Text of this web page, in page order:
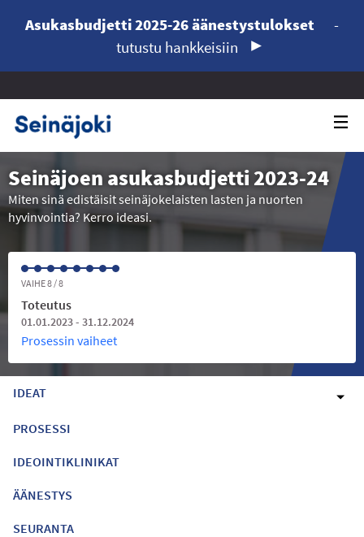
Asukasbudjetti 2025-26 äänestystulokset
-
tutustu hankkeisiin
Seinäjoen asukasbudjetti 2023-24
Miten sinä edistäisit seinäjokelaisten lasten ja nuorten
hyvinvointia? Kerro ideasi.
VAIHE 8 / 8
Toteutus
01.01.2023 - 31.12.2024
Prosessin vaiheet
IDEAT
PROSESSI
IDEOINTIKLINIKAT
ÄÄNESTYS
SEURANTA